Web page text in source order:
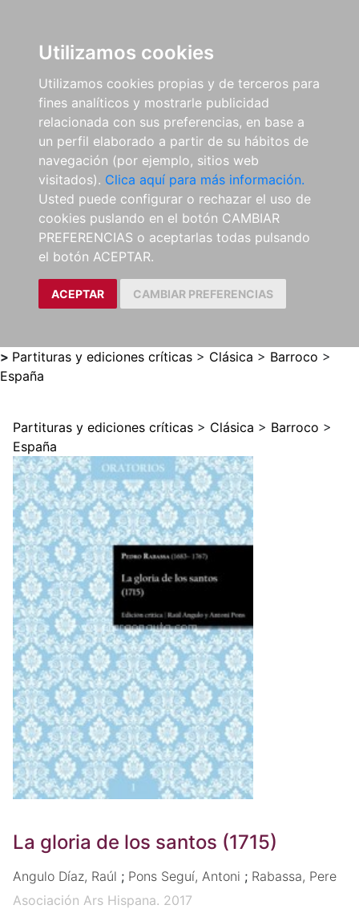
Utilizamos cookies
Utilizamos cookies propias y de terceros para
fines analíticos y mostrarle publicidad
relacionada con sus preferencias, en base a
un perfil elaborado a partir de su hábitos de
navegación (por ejemplo, sitios web
visitados). Clica aquí para más información.
Usted puede configurar o rechazar el uso de
cookies puslando en el botón CAMBIAR
PREFERENCIAS o aceptarlas todas pulsando
el botón ACEPTAR.
ACEPTAR CAMBIAR PREFERENCIAS
> Partituras y ediciones críticas > Clásica > Barroco >
España
Partituras y ediciones críticas > Clásica > Barroco >
España
La gloria de los santos (1715)
Angulo Díaz, Raúl ; Pons Seguí, Antoni ; Rabassa, Pere
Asociación Ars Hispana. 2017